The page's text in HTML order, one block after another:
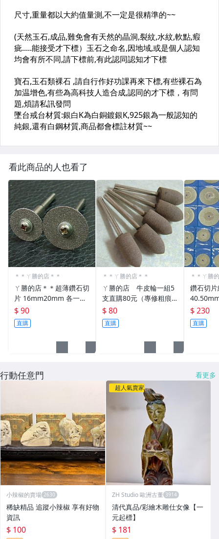
看此商品的人也看了
＊＊ㄚ勝的店＊＊
ㄚ勝的店＊＊超薄鑽石切
片 16mm20mm 各一
片 (籃寶專用切片) 可減
少很多損失.
$ 90
直購
＊＊ㄚ勝的店＊＊
ㄚ勝的店 牛皮輪一組5
支直購80元（專修粗痕
或傷痕）輕鬆容易請看照
片～
$ 80
直購
＊＊ㄚ勝
鑽石切
$ 230
直購
行動任意門 看更多
小辣椒的賣場
稀缺精品 追蹤小辣椒 享有好物
資訊
$ 100
超人氣賣家
ZH Studio 歐洲古董
清代真品/彩繪木雕仕女像【一
元起標】
$ 181